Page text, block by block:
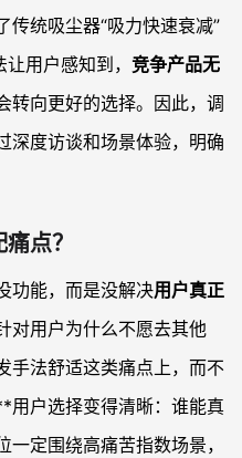
传统吸尘器“吸力快速衰减”
用户感知到， 竞争产品无
转向更好的选择。因此，调
深度访谈和场景体验，明确
点？
功能，而是没解决用户真正
对用户为什么不愿去其他
手法舒适这类痛点上，而不
用户选择变得清晰：谁能真
定围绕高痛苦指数场景，